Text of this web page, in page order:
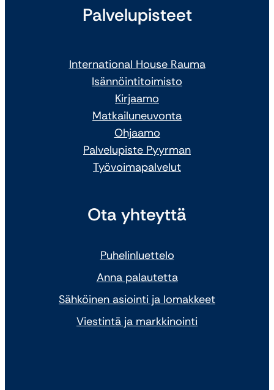
Palvelupisteet
International House Rauma
Isännöintitoimisto
Kirjaamo
Matkailuneuvonta
Ohjaamo
Palvelupiste Pyyrman
Työvoimapalvelut
Ota yhteyttä
Puhelinluettelo
Anna palautetta
Sähköinen asiointi ja lomakkeet
Viestintä ja markkinointi